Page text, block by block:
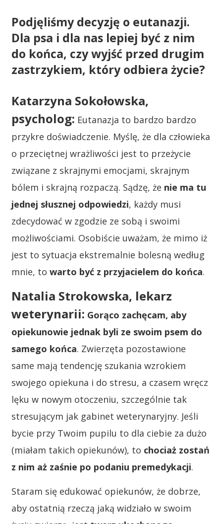
Podjęliśmy decyzję o eutanazji.
Dla psa i dla nas lepiej być z nim
do końca, czy wyjść przed drugim
zastrzykiem, który odbiera życie?
Katarzyna Sokołowska,
psycholog: Eutanazja to bardzo bardzo
przykre doświadczenie. Myślę, że dla człowieka
o przeciętnej wrażliwości jest to przeżycie
związane z skrajnymi emocjami, skrajnym
bólem i skrajną rozpaczą. Sądzę, że nie ma tu
jednej słusznej odpowiedzi, każdy musi
zdecydować w zgodzie ze sobą i swoimi
możliwościami. Osobiście uważam, że mimo iż
jest to sytuacja ekstremalnie bolesną według
mnie, to warto być z przyjacielem do końca.
Natalia Strokowska, lekarz
weterynarii: Gorąco zachęcam, aby
opiekunowie jednak byli ze swoim psem do
samego końca. Zwierzęta pozostawione
same mają tendencję szukania wzrokiem
swojego opiekuna i do stresu, a czasem wręcz
lęku w nowym otoczeniu, szczególnie tak
stresującym jak gabinet weterynaryjny. Jeśli
bycie przy Twoim pupilu to dla ciebie za dużo
(miałam takich opiekunów), to chociaż zostań
z nim aż zaśnie po podaniu premedykacji.
Staram się edukować opiekunów, że dobrze,
aby ostatnią rzeczą jaką widziało w swoim